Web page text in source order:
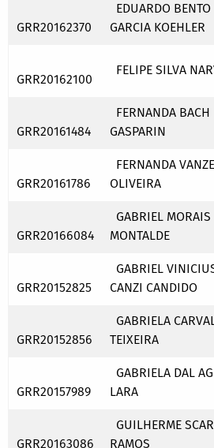
GRR20162370
EDUARDO BENTO
GARCIA KOEHLER
GRR20162100
FELIPE SILVA
GRR20161484
FERNANDA BACH
GASPARIN
GRR20161786
FERNANDA
OLIVEIRA
GRR20166084
GABRIEL MORAIS
MONTALDE
GRR20152825
GABRIEL
CANZI CANDIDO
GRR20152856
GABRIELA
TEIXEIRA
GRR20157989
GABRIELA DAL
LARA
GRR20163086
GUILHERME
RAMOS